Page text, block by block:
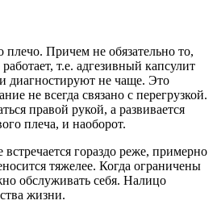
плечо. Причем не обязательно то,
т.е. адгезивный капсулит
диагностируют не чаще. Это
не всегда связано с перегрузкой.
правой рукой, а развивается
плеча, и наоборот.
гораздо реже, примерно
тяжелее. Когда ограничены
обслуживать себя. Налицо
жизни.